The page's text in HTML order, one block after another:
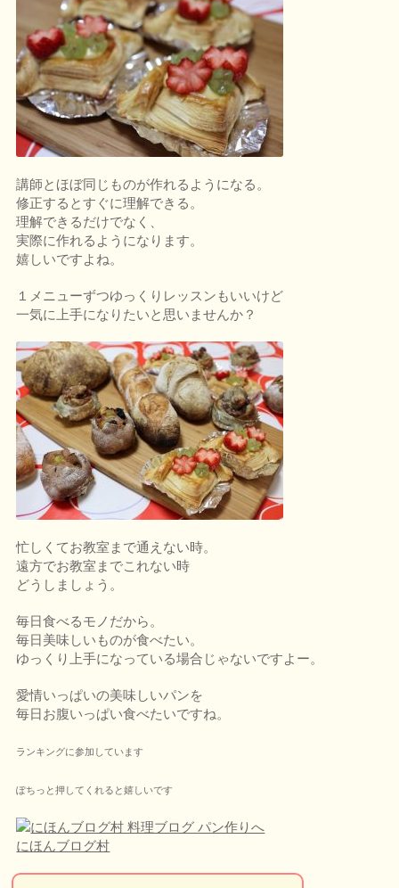
講師とほぼ同じものが作れるようになる。
修正するとすぐに理解できる。
理解できるだけでなく、
実際に作れるようになります。
嬉しいですよね。
１メニューずつゆっくりレッスンもいいけど
一気に上手になりたいと思いませんか？
忙しくてお教室まで通えない時。
遠方でお教室までこれない時
どうしましょう。
毎日食べるモノだから。
毎日美味しいものが食べたい。
ゆっくり上手になっている場合じゃないですよー。
愛情いっぱいの美味しいパンを
毎日お腹いっぱい食べたいですね。
ランキングに参加しています
ぽちっと押してくれると嬉しいです
にほんブログ村